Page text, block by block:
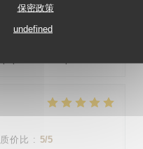
保密政策
undefined
! Nous sommes ravis
plu. Concernant la
notons vos
Nous
du Procope
质价比 : 5/5